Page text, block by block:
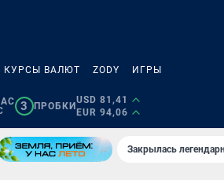
КУРСЫ ВАЛЮТ ZODY ИГРЫ
3 ПРОБКИ
USD 81,41
EUR 94,06
Закрылась